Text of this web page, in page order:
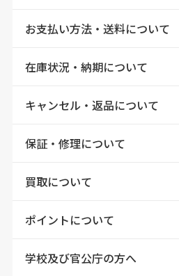
お支払い方法・送料について
在庫状況・納期について
キャンセル・返品について
保証・修理について
買取について
ポイントについて
学校及び官公庁の方へ